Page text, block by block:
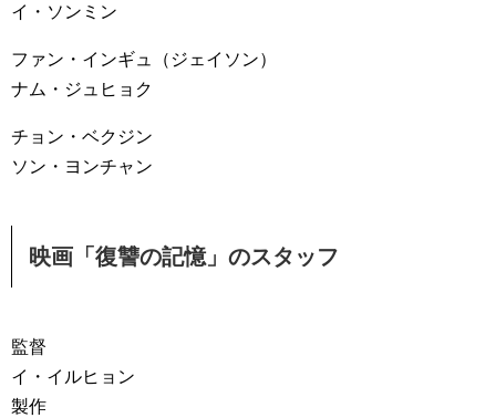
イ・ソンミン
ファン・インギュ（ジェイソン）
ナム・ジュヒョク
チョン・ベクジン
ソン・ヨンチャン
映画「復讐の記憶」のスタッフ
監督
イ・イルヒョン
製作